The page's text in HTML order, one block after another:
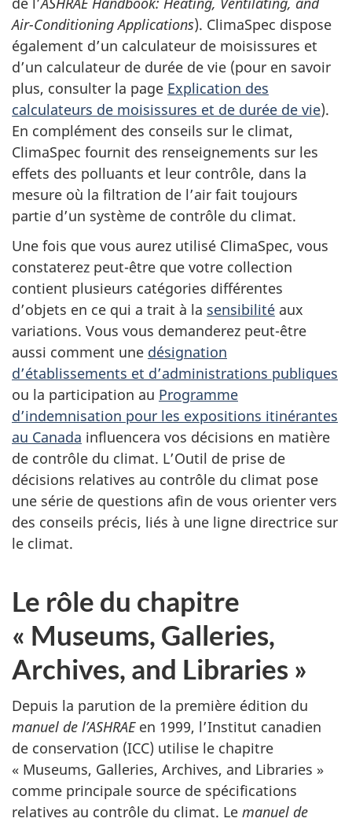
Air-Conditioning Applications). ClimaSpec dispose
également d’un calculateur de moisissures et
d’un calculateur de durée de vie (pour en savoir
plus, consulter la page Explication des
calculateurs de moisissures et de durée de vie).
En complément des conseils sur le climat,
ClimaSpec fournit des renseignements sur les
effets des polluants et leur contrôle, dans la
mesure où la filtration de l’air fait toujours
partie d’un système de contrôle du climat.
Une fois que vous aurez utilisé ClimaSpec, vous
constaterez peut-être que votre collection
contient plusieurs catégories différentes
d’objets en ce qui a trait à la sensibilité aux
variations. Vous vous demanderez peut-être
aussi comment une désignation
d’établissements et d’administrations publiques
ou la participation au Programme
d’indemnisation pour les expositions itinérantes
au Canada influencera vos décisions en matière
de contrôle du climat. L’Outil de prise de
décisions relatives au contrôle du climat pose
une série de questions afin de vous orienter vers
des conseils précis, liés à une ligne directrice sur
le climat.
Le rôle du chapitre
« Museums, Galleries,
Archives, and Libraries »
Depuis la parution de la première édition du
manuel de l’ASHRAEen 1999, l’Institut canadien
de conservation (ICC) utilise le chapitre
« Museums, Galleries, Archives, and Libraries »
comme principale source de spécifications
relatives au contrôle du climat. Le manuel de